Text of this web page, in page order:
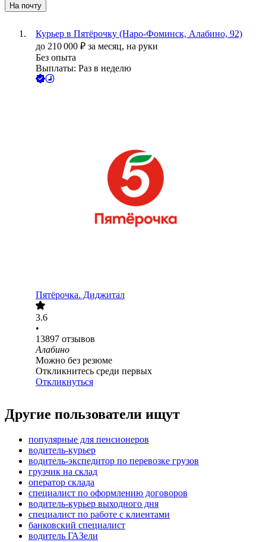
На почту
Курьер в Пятёрочку (Наро-Фоминск, Алабино, 92)
до 210 000 ₽ за месяц, на руки
Без опыта
Выплаты: Раз в неделю
Пятёрочка. Диджитал
3.6
•
13897 отзывов
Алабино
Можно без резюме
Откликнитесь среди первых
Откликнуться
Другие пользователи ищут
популярные для пенсионеров
водитель-курьер
водитель-экспедитор по перевозке грузов
грузчик на склад
оператор склада
специалист по оформлению договоров
водитель-курьер выходного дня
специалист по работе с клиентами
банковский специалист
водитель ГАЗели